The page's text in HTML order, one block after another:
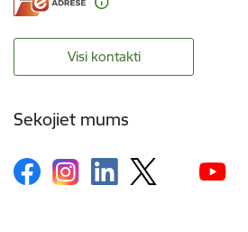
Visi kontakti
Sekojiet mums